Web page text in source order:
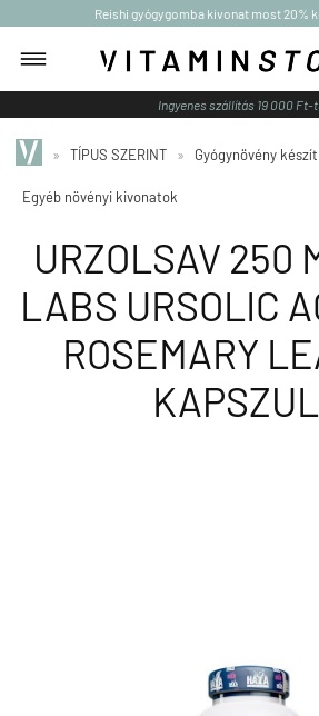
Reishi gyógygomba kivonat most 20%
Ingyenes szállítás 19 000
» TÍPUS SZERINT » Gyógynövény
Egyéb növényi kivonatok
URZOLSAV 250
LABS URSOLIC
ROSEMARY